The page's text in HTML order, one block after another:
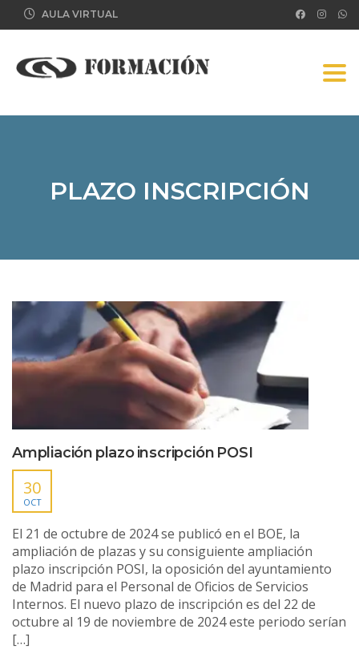
AULA VIRTUAL
PLAZO INSCRIPCIÓN
Ampliación plazo inscripción POSI
30
OCT
El 21 de octubre de 2024 se publicó en el BOE, la
ampliación de plazas y su consiguiente ampliación
plazo inscripción POSI, la oposición del ayuntamiento
de Madrid para el Personal de Oficios de Servicios
Internos. El nuevo plazo de inscripción es del 22 de
octubre al 19 de noviembre de 2024 este periodo serían
[…]